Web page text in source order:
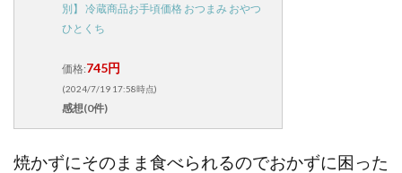
別】 冷蔵商品お手頃価格 おつまみ おやつ
ひとくち
価格:745円
(2024/7/19 17:58時点)
感想(0件)
焼かずにそのまま食べられるのでおかずに困った